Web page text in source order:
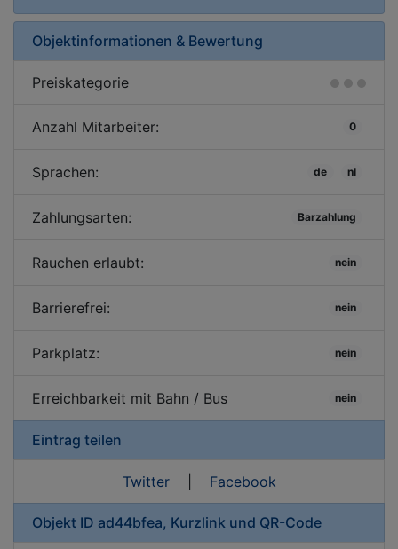
Objektinformationen & Bewertung
Preiskategorie
Anzahl Mitarbeiter: 0
Sprachen: de nl
Zahlungsarten: Barzahlung
Rauchen erlaubt: nein
Barrierefrei: nein
Parkplatz: nein
Erreichbarkeit mit Bahn / Bus nein
Eintrag teilen
Twitter| Facebook
Objekt ID ad44bfea, Kurzlink und QR-Code